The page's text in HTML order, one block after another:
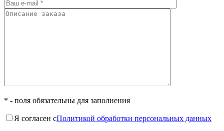
* - поля обязательны для заполнения
Я согласен сПолитикой обработки персональных данных